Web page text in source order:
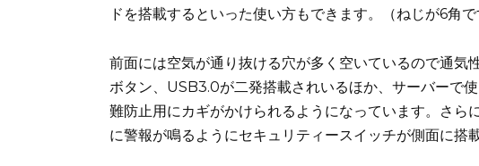
ドを搭載するといった使い方もできます。（ねじが6角で
前面には空気が通り抜ける穴が多く空いているので通気
ボタン、USB3.0が二発搭載されいるほか、サーバーで
難防止用にカギがかけられるようになっています。さら
に警報が鳴るようにセキュリティースイッチが側面に搭